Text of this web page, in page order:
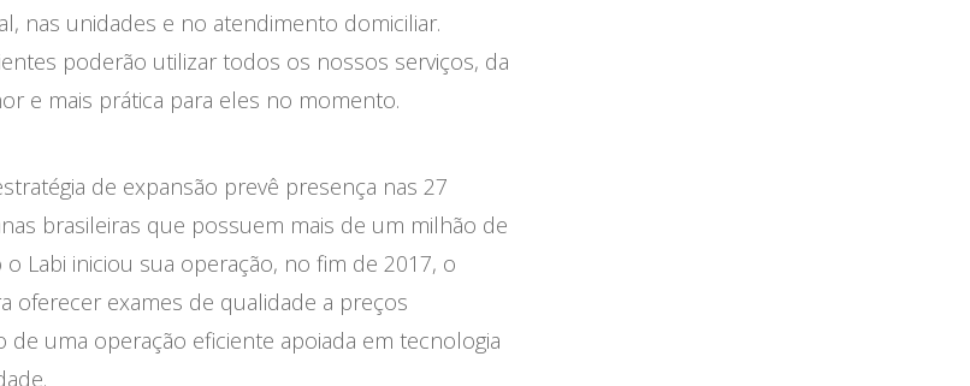
nas unidades e no atendimento domiciliar.
poderão utilizar todos os nossos serviços, da
e mais prática para eles no momento.
de expansão prevê presença nas 27
brasileiras que possuem mais de um milhão de
Labi iniciou sua operação, no fim de 2017, o
oferecer exames de qualidade a preços
de uma operação eficiente apoiada em tecnologia